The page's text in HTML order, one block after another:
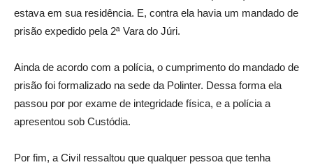
estava em sua residência. E, contra ela havia um mandado de
prisão expedido pela 2ª Vara do Júri.
Ainda de acordo com a polícia, o cumprimento do mandado de
prisão foi formalizado na sede da Polinter. Dessa forma ela
passou por por exame de integridade física, e a polícia a
apresentou sob Custódia.
Por fim, a Civil ressaltou que qualquer pessoa que tenha